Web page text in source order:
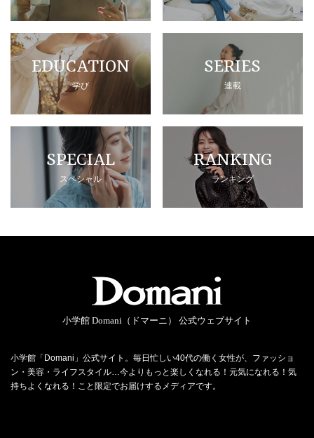
EDUCATION
学び
SERIES
連載
SPECIAL
スペシャル
RANKING
ランキング
小学館 Domani（ドマーニ） 公式ウェブサイト
小学館「Domani」公式サイト。毎日忙しい40代の働く女性が、ファッショ
ン・美容・ライフスタイル…今よりもっと楽しくなれる！元気になれる！気
持ちよくなれる！こと限定でお届けするメディアです。